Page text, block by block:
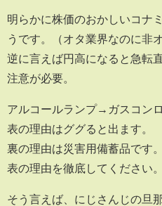
明らかに株価のおかしいコナ
うです。（オタ業界なのに非
逆に言えば円高になると急転
注意が必要。
アルコールランプ→ガスコンロ
表の理由はググると出ます。
裏の理由は災害用備蓄品です
表の理由を徹底してください。
そう言えば、にじさんじの旦